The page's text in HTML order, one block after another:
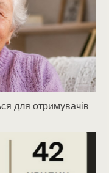
для отримувачів